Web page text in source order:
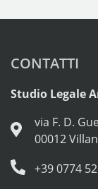
CONTATTI
Studio Legale
via F. D.
00012
+39 0774